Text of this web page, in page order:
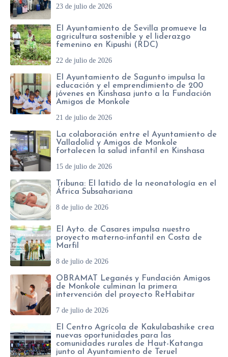
23 de julio de 2026
El Ayuntamiento de Sevilla promueve la
agricultura sostenible y el liderazgo
femenino en Kipushi (RDC)
22 de julio de 2026
El Ayuntamiento de Sagunto impulsa la
educación y el emprendimiento de 200
jóvenes en Kinshasa junto a la Fundación
Amigos de Monkole
21 de julio de 2026
La colaboración entre el Ayuntamiento de
Valladolid y Amigos de Monkole
fortalecen la salud infantil en Kinshasa
15 de julio de 2026
Tribuna: El latido de la neonatología en el
África Subsahariana
8 de julio de 2026
El Ayto. de Casares impulsa nuestro
proyecto materno-infantil en Costa de
Marfil
8 de julio de 2026
OBRAMAT Leganés y Fundación Amigos
de Monkole culminan la primera
intervención del proyecto ReHabitar
7 de julio de 2026
El Centro Agrícola de Kakulabashike crea
nuevas oportunidades para las
comunidades rurales de Haut-Katanga
junto al Ayuntamiento de Teruel